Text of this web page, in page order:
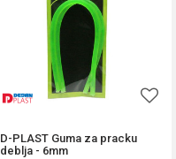
D-PLAST Guma za pracku
deblja - 6mm